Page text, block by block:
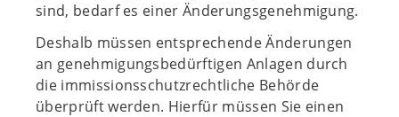
sind, bedarf es einer Änderungsgenehmigung.
Deshalb müssen entsprechende Änderungen
an genehmigungsbedürftigen Anlagen durch
die immissionsschutzrechtliche Behörde
überprüft werden. Hierfür müssen Sie einen